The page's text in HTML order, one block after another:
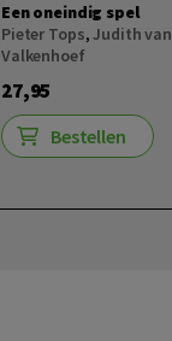
Een oneindig spel
Pieter Tops,Judith van
Valkenhoef
27,95
Bestellen